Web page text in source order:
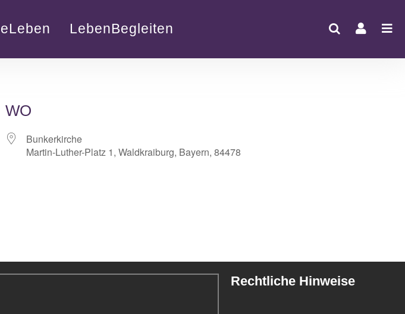
LebenBegleiten
WO
Bunkerkirche
Martin-Luther-Platz 1, Waldkraiburg, Bayern, 84478
Rechtliche Hinweise